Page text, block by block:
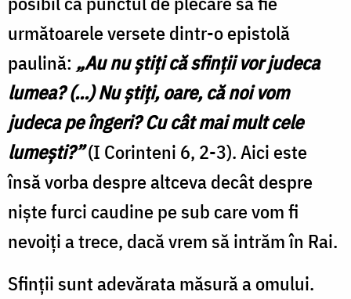
următoarele versete dintr-o epistolă
paulină: „Au nu ştiţi că sfinţii vor judeca
lumea? (...) Nu ştiţi, oare, că noi vom
judeca pe îngeri? Cu cât mai mult cele
lumeşti?”(I Corinteni 6, 2-3). Aici este
însă vorba despre altceva decât despre
nişte furci caudine pe sub care vom fi
nevoiţi a trece, dacă vrem să intrăm în Rai.
Sfinţii sunt adevărata măsură a omului.